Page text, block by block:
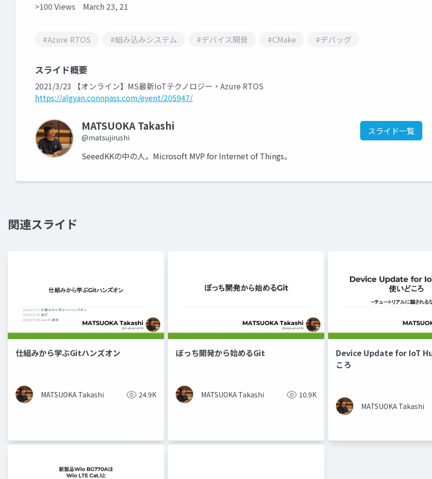
>100 Views March 23, 21
#Azure RTOS #組み込みシステム #デバイス開発 #CMake #デバッグ
スライド概要
2021/3/23 【オンライン】MS最新IoTテクノロジー・Azure RTOS
https://algyan.connpass.com/event/205947/
MATSUOKA Takashi
@matsujirushi
スライド一覧
SeeedKKの中の人。Microsoft MVP for Internet of Things。
関連スライド
仕組みから学ぶGitハンズオン
MATSUOKA Takashi 24.9K
ぼっち開発から始めるGit
MATSUOKA Takashi 10.9K
Device Update for IoT
ころ
MATSUOKA Takashi